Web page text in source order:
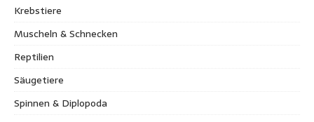
Krebstiere
Muscheln & Schnecken
Reptilien
Säugetiere
Spinnen & Diplopoda